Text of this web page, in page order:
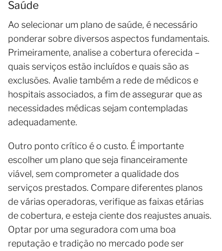
Saúde
Ao selecionar um plano de saúde, é necessário
ponderar sobre diversos aspectos fundamentais.
Primeiramente, analise a cobertura oferecida –
quais serviços estão incluídos e quais são as
exclusões. Avalie também a rede de médicos e
hospitais associados, a fim de assegurar que as
necessidades médicas sejam contempladas
adequadamente.
Outro ponto crítico é o custo. É importante
escolher um plano que seja financeiramente
viável, sem comprometer a qualidade dos
serviços prestados. Compare diferentes planos
de várias operadoras, verifique as faixas etárias
de cobertura, e esteja ciente dos reajustes anuais.
Optar por uma seguradora com uma boa
reputação e tradição no mercado pode ser